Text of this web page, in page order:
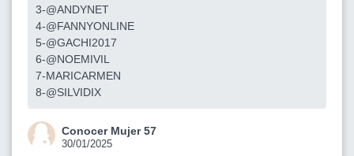
3-@ANDYNET
4-@FANNYONLINE
5-@GACHI2017
6-@NOEMIVIL
7-MARICARMEN
8-@SILVIDIX
Conocer Mujer 57
30/01/2025